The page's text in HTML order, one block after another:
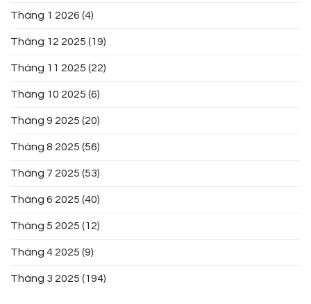
Tháng 1 2026 (4)
Tháng 12 2025 (19)
Tháng 11 2025 (22)
Tháng 10 2025 (6)
Tháng 9 2025 (20)
Tháng 8 2025 (56)
Tháng 7 2025 (53)
Tháng 6 2025 (40)
Tháng 5 2025 (12)
Tháng 4 2025 (9)
Tháng 3 2025 (194)